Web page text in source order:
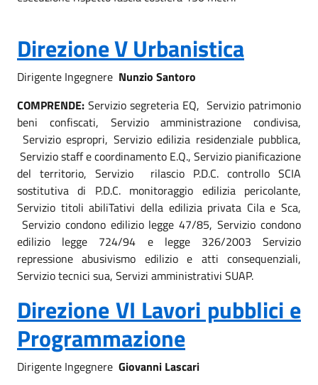
Direzione V Urbanistica
Dirigente Ingegnere Nunzio Santoro
COMPRENDE: Servizio segreteria EQ, Servizio patrimonio
beni confiscati, Servizio amministrazione condivisa,
Servizio espropri, Servizio edilizia residenziale pubblica,
Servizio staff e coordinamento E.Q., Servizio pianificazione
del territorio, Servizio rilascio P.D.C. controllo SCIA
sostitutiva di P.D.C. monitoraggio edilizia pericolante,
Servizio titoli abiliTativi della edilizia privata Cila e Sca,
Servizio condono edilizio legge 47/85, Servizio condono
edilizio legge 724/94 e legge 326/2003 Servizio
repressione abusivismo edilizio e atti consequenziali,
Servizio tecnici sua, Servizi amministrativi SUAP.
Direzione VI Lavori pubblici e
Programmazione
Dirigente Ingegnere Giovanni Lascari